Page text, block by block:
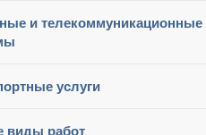
и телекоммуникационные
услуги
виды работ